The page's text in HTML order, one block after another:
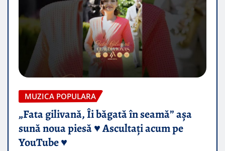
MUZICA POPULARA
„Fata gilivană, Îi băgată în seamă” așa
sună noua piesă ♥️ Ascultați acum pe
YouTube ♥️